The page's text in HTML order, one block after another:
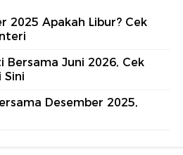
2025 Apakah Libur? Cek
Bersama Juni 2026, Cek
Sini
Desember 2025,